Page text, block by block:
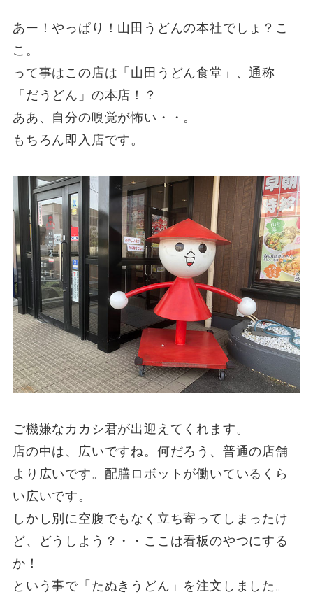
あー！やっぱり！山田うどんの本社でしょ？こ
こ。
って事はこの店は「山田うどん食堂」、通称
「だうどん」の本店！？
ああ、自分の嗅覚が怖い・・。
もちろん即入店です。
ご機嫌なカカシ君が出迎えてくれます。
店の中は、広いですね。何だろう、普通の店舗
より広いです。配膳ロボットが働いているくら
い広いです。
しかし別に空腹でもなく立ち寄ってしまったけ
ど、どうしよう？・・ここは看板のやつにする
か！
という事で「たぬきうどん」を注文しました。